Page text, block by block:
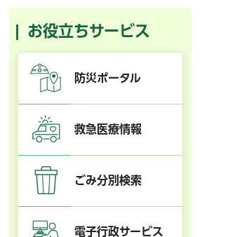
お役立ちサービス
防災ポータル
救急医療情報
ごみ分別検索
電子行政サービス